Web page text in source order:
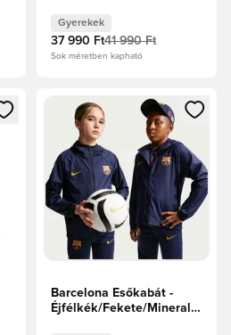
Gyerekek
37 990 Ft41 990 Ft
Sok méretben kapható
vagy a tagként
Megnyit egy modált a
Barcelona Esőkabát -
Éjfélkék/Fekete/Mineral